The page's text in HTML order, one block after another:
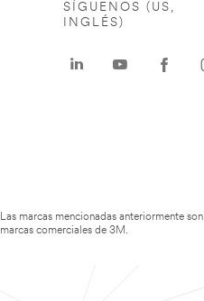
SÍGUENOS (US,
INGLÉS)
Las marcas mencionadas anteriormente son
marcas comerciales de 3M.